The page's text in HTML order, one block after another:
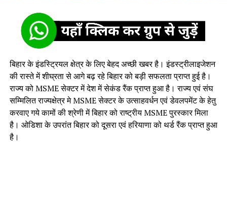
बिहार के इंडस्ट्रियल क्षेत्र के लिए बेहद अच्छी खबर है। इंडस्ट्रीलाइजेशन
की रास्ते में शीघ्रता से आगे बढ़ रहे बिहार को बड़ी सफलता प्राप्त हुई है।
राज्य को MSME सेक्टर में देश में सेकंड रैंक प्राप्त हुआ है। राज्य एवं संघ
सम्मिलित राज्यक्षेत्र मे MSME सेक्टर के उत्साहवर्धन एवं डेवलपमेंट के हेतु
करवाए गये कामों की श्रेणी में बिहार को राष्ट्रीय MSME पुरस्कार मिला
है। ओडिशा के उपरांत बिहार को दूसरा एवं हरियाणा को थर्ड रैंक प्राप्त हुआ
है।